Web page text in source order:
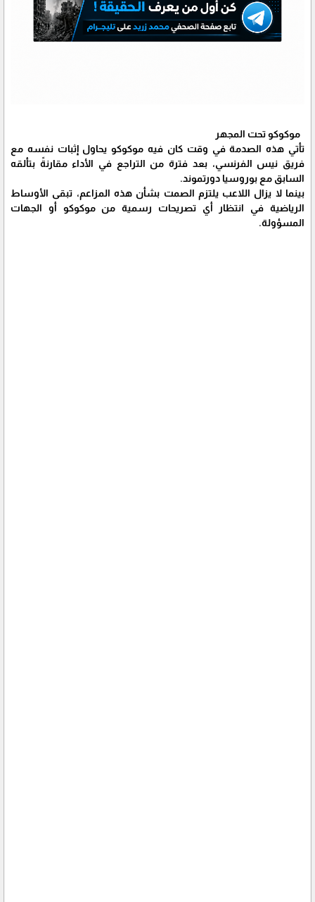
موكوكو تحت المجهر
تأتي هذه الصدمة في وقت كان فيه موكوكو يحاول إثبات نفسه مع
فريق نيس الفرنسي، بعد فترة من التراجع في الأداء مقارنةً بتألقه
السابق مع بوروسيا دورتموند.
بينما لا يزال اللاعب يلتزم الصمت بشأن هذه المزاعم، تبقى الأوساط
الرياضية في انتظار أي تصريحات رسمية من موكوكو أو الجهات
المسؤولة.